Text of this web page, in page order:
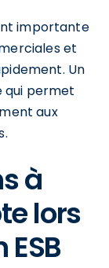
importante
et
Un
qui permet
aux
à
lors